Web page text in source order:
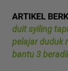
ARTIKEL
duit syiling
pelajar duduk
bantu 3